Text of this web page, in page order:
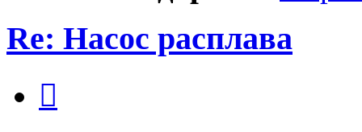
Re: Насос расплава